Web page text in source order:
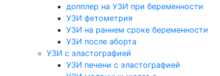
допплер на УЗИ при беременности
УЗИ фетометрия
УЗИ на раннем сроке беременности
УЗИ после аборта
УЗИ с эластографией
УЗИ печени с эластографией